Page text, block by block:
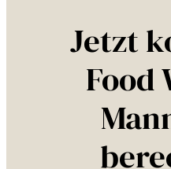
Jetzt
Food